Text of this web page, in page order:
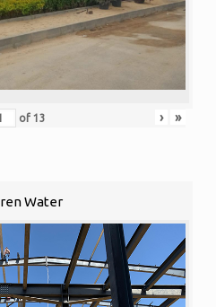
of 13 › »
Water